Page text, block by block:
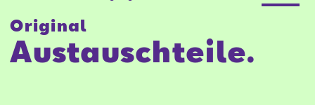
Services
Original
Austauschteile.